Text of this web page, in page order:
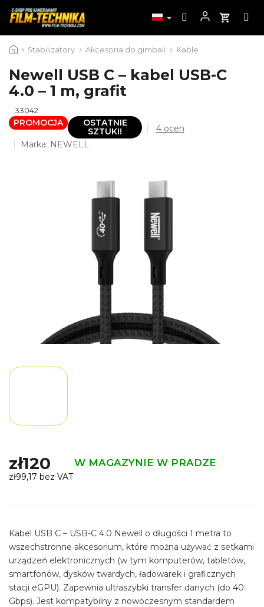
do
Stabilizatory Akcesoria do gimbali Kable
Newell USB C – kabel USB-C
4.0 – 1 m, grafit
33042
PROMOCJA
OSTATNIE
SZTUKI!
Średnia
na
5
4 ocen
Marka: NEWELL
zł120 W MAGAZYNIE W PRADZE
zł99,17 bez VAT
jednostkowa:
Kabel USB C – USB-C 4.0 Newell o długości 1 metra to
wszechstronne akcesorium, które można używać z setkami
urządzeń elektronicznych (w tym komputerów, tabletów,
smartfonów, dysków twardych, ładowarek i graficznych
stacji eGPU). Zapewnia ultraszybki transfer danych (do 40
Gbps). Jest kompatybilny z nowoczesnym standardem